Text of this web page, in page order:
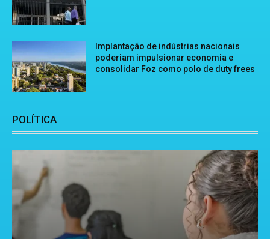
Implantação de indústrias nacionais
poderiam impulsionar economia e
consolidar Foz como polo de duty frees
POLÍTICA